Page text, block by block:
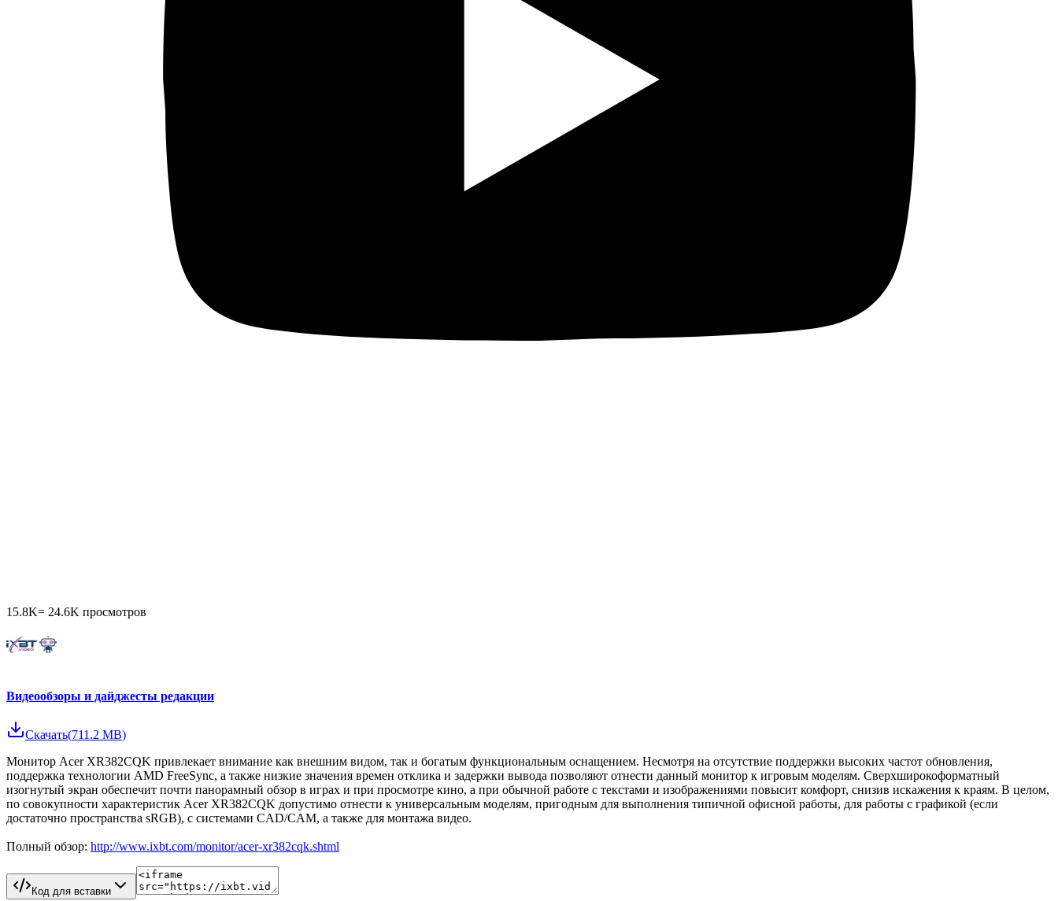
15.8K= 24.6K просмотров
Видеообзоры и дайджесты редакции
Скачать(711.2 MB)
Монитор Acer XR382CQK привлекает внимание как внешним видом, так и богатым функциональным оснащением. Несмотря на отсутствие поддержки высоких частот обновления,
поддержка технологии AMD FreeSync, а также низкие значения времен отклика и задержки вывода позволяют отнести данный монитор к игровым моделям. Сверхширокоформатный
изогнутый экран обеспечит почти панорамный обзор в играх и при просмотре кино, а при обычной работе с текстами и изображениями повысит комфорт, снизив искажения к краям. В целом,
по совокупности характеристик Acer XR382CQK допустимо отнести к универсальным моделям, пригодным для выполнения типичной офисной работы, для работы с графикой (если
достаточно пространства sRGB), с системами CAD/CAM, а также для монтажа видео.
Полный обзор: http://www.ixbt.com/monitor/acer-xr382cqk.shtml
Код для вставки